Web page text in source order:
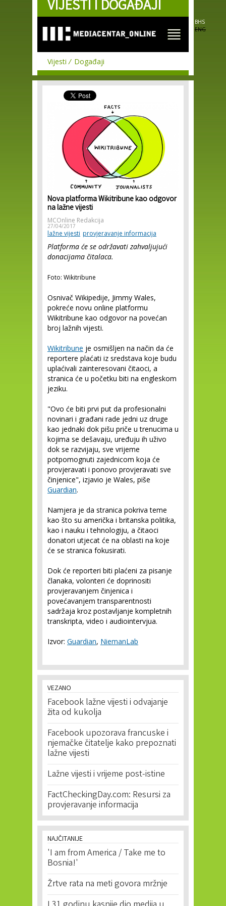
Skip to
main
VIJESTI I DOGAĐAJI
BHS
ENG
Vijesti Događaji
Nova platforma Wikitribune kao odgovor
na lažne vijesti
MCOnline Redakcija
27/04/2017
lažne vijesti provjeravanje informacija
Platforma će se održavati zahvaljujući
donacijama čitalaca.
Foto: Wikitribune
Osnivač Wikipedije, Jimmy Wales,
pokreće novu online platformu
Wikitribune kao odgovor na povećan
broj lažnih vijesti.
Wikitribune je osmišljen na način da će
reportere plaćati iz sredstava koje budu
uplaćivali zainteresovani čitaoci, a
stranica će u početku biti na engleskom
jeziku.
"Ovo će biti prvi put da profesionalni
novinari i građani rade jedni uz druge
kao jednaki dok pišu priče u trenucima u
kojima se dešavaju, uređuju ih uživo
dok se razvijaju, sve vrijeme
potpomognuti zajednicom koja će
provjeravati i ponovo provjeravati sve
činjenice", izjavio je Wales, piše
Guardian.
Namjera je da stranica pokriva teme
kao što su američka i britanska politika,
kao i nauku i tehnologiju, a čitaoci
donatori utjecat će na oblasti na koje
će se stranica fokusirati.
Dok će reporteri biti plaćeni za pisanje
članaka, volonteri će doprinositi
provjeravanjem činjenica i
povećavanjem transparentnosti
sadržaja kroz postavljanje kompletnih
transkripta, video i audiointervjua.
Izvor: Guardian, NiemanLab
VEZANO
Facebook lažne vijesti i odvajanje
žita od kukolja
Facebook upozorava francuske i
njemačke čitatelje kako prepoznati
lažne vijesti
Lažne vijesti i vrijeme post-istine
FactCheckingDay.com: Resursi za
provjeravanje informacija
NAJČITANIJE
'I am from America / Take me to
Bosnia!'
Žrtve rata na meti govora mržnje